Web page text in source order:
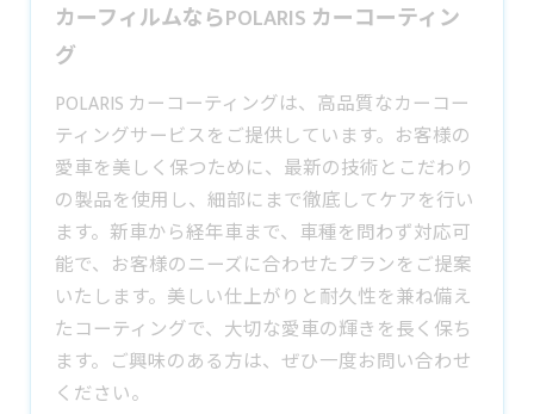
カーフィルムならPOLARIS カーコーティン
グ
POLARIS カーコーティングは、高品質なカーコー
ティングサービスをご提供しています。お客様の
愛車を美しく保つために、最新の技術とこだわり
の製品を使用し、細部にまで徹底してケアを行い
ます。新車から経年車まで、車種を問わず対応可
能で、お客様のニーズに合わせたプランをご提案
いたします。美しい仕上がりと耐久性を兼ね備え
たコーティングで、大切な愛車の輝きを長く保ち
ます。ご興味のある方は、ぜひ一度お問い合わせ
ください。